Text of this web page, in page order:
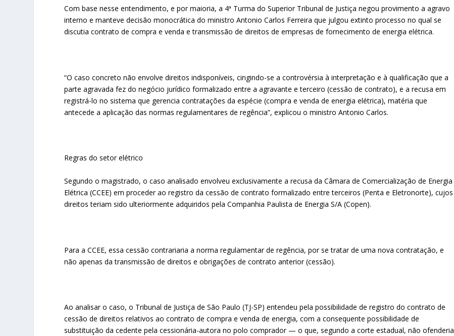
Com base nesse entendimento, e por maioria, a 4ª Turma do Superior Tribunal de Justiça negou provimento a agravo
interno e manteve decisão monocrática do ministro Antonio Carlos Ferreira que julgou extinto processo no qual se
discutia contrato de compra e venda e transmissão de direitos de empresas de fornecimento de energia elétrica.
“O caso concreto não envolve direitos indisponíveis, cingindo-se a controvérsia à interpretação e à qualificação que a
parte agravada fez do negócio jurídico formalizado entre a agravante e terceiro (cessão de contrato), e a recusa em
registrá-lo no sistema que gerencia contratações da espécie (compra e venda de energia elétrica), matéria que
antecede a aplicação das normas regulamentares de regência”, explicou o ministro Antonio Carlos.
Regras do setor elétrico
Segundo o magistrado, o caso analisado envolveu exclusivamente a recusa da Câmara de Comercialização de Energia
Elétrica (CCEE) em proceder ao registro da cessão de contrato formalizado entre terceiros (Penta e Eletronorte), cujos
direitos teriam sido ulteriormente adquiridos pela Companhia Paulista de Energia S/A (Copen).
Para a CCEE, essa cessão contrariaria a norma regulamentar de regência, por se tratar de uma nova contratação, e
não apenas da transmissão de direitos e obrigações de contrato anterior (cessão).
Ao analisar o caso, o Tribunal de Justiça de São Paulo (TJ-SP) entendeu pela possibilidade de registro do contrato de
cessão de direitos relativos ao contrato de compra e venda de energia, com a consequente possibilidade de
substituição da cedente pela cessionária-autora no polo comprador — o que, segundo a corte estadual, não ofenderia